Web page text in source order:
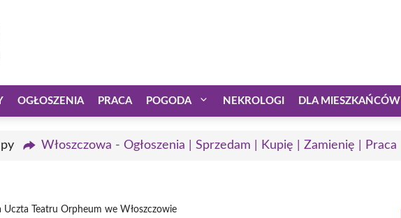
OGŁOSZENIA PRACA POGODA NEKROLOGI DLA MIESZKAŃCÓW
Włoszczowa - Ogłoszenia | Sprzedam | Kupię | Zamienię | Praca
Uczta Teatru Orpheum we Włoszczowie